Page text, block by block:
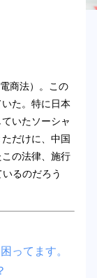
商法）。この
た。特に日本
いたソーシャ
だけに、中国
の法律、施行
るのだろう
ってます。